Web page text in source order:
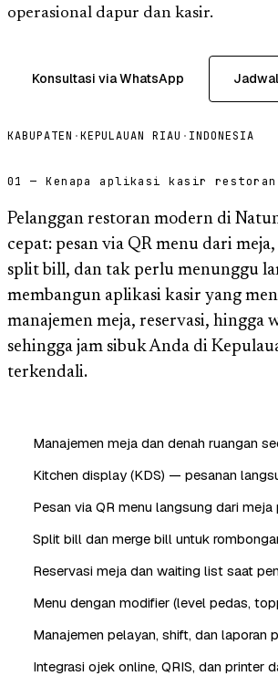
operasional dapur dan kasir.
Konsultasi via WhatsApp
KABUPATEN ·KEPULAUAN RIAU · INDONESIA
01 — Kenapa aplikasi kasir restoran
Pelanggan restoran modern di
cepat: pesan via QR menu dari
split bill, dan tak perlu menunggu
membangun aplikasi kasir yang
manajemen meja, reservasi, hingga
sehingga jam sibuk Anda di
terkendali.
Manajemen meja dan denah ruangan
Kitchen display (KDS) — pesanan
Pesan via QR menu langsung dari meja
Split bill dan merge bill untuk
Reservasi meja dan waiting list saat
Menu dengan modifier (level pedas,
Manajemen pelayan, shift, dan laporan
Integrasi ojek online, QRIS, dan printer